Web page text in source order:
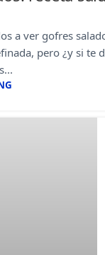
a ver gofres
pero ¿y si te